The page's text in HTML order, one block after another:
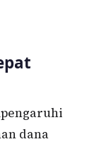
dana